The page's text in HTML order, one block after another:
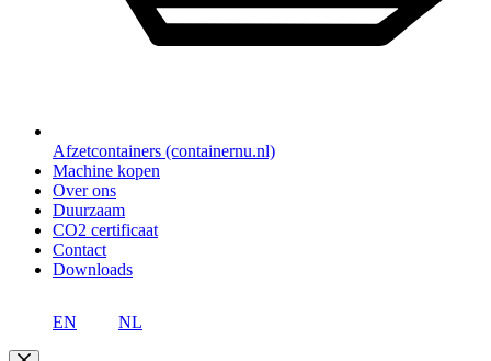
Afzetcontainers (containernu.nl)
Machine kopen
Over ons
Duurzaam
CO2 certificaat
Contact
Downloads
EN NL